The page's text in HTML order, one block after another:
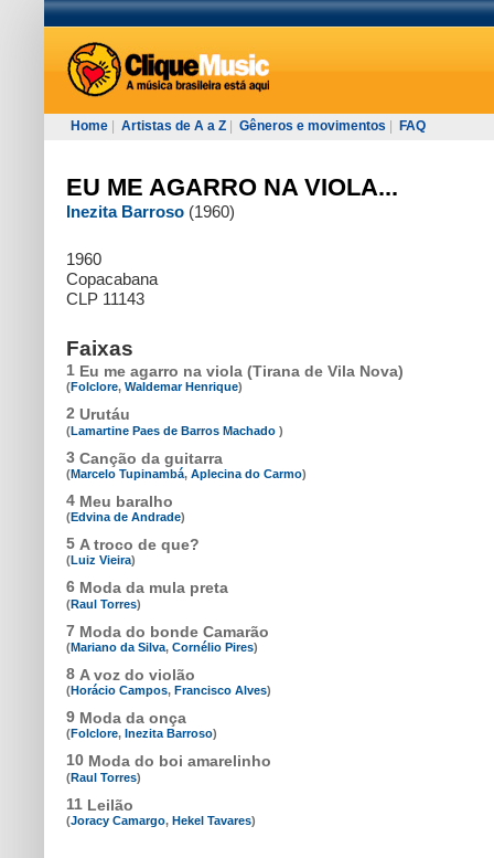
Home Artistas de A a Z Gêneros e movimentos FAQ
EU ME AGARRO NA VIOLA...
Inezita Barroso (1960)
1960
Copacabana
CLP 11143
Faixas
1 Eu me agarro na viola (Tirana de Vila Nova)
(Folclore, Waldemar Henrique)
2 Urutáu
(Lamartine Paes de Barros Machado )
3 Canção da guitarra
(Marcelo Tupinambá, Aplecina do Carmo)
4 Meu baralho
(Edvina de Andrade)
5 A troco de que?
(Luiz Vieira)
6 Moda da mula preta
(Raul Torres)
7 Moda do bonde Camarão
(Mariano da Silva, Cornélio Pires)
8 A voz do violão
(Horácio Campos, Francisco Alves)
9 Moda da onça
(Folclore, Inezita Barroso)
10 Moda do boi amarelinho
(Raul Torres)
11 Leilão
(Joracy Camargo, Hekel Tavares)